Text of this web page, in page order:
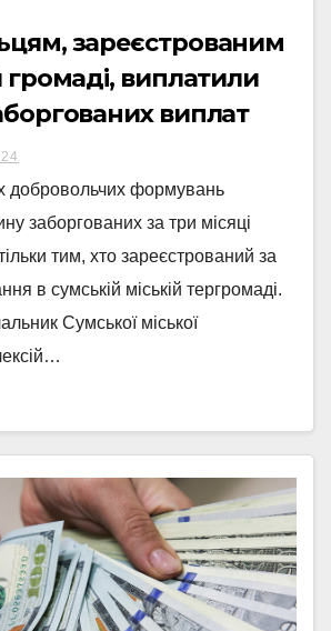
зареєстрованим
громаді, виплатили
виплат
добровольчих формувань
заборгованих за три місяці
тим, хто зареєстрований за
в сумській міській тергромаді.
Сумської міської